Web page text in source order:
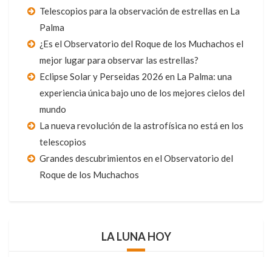
Telescopios para la observación de estrellas en La
Palma
¿Es el Observatorio del Roque de los Muchachos el
mejor lugar para observar las estrellas?
Eclipse Solar y Perseidas 2026 en La Palma: una
experiencia única bajo uno de los mejores cielos del
mundo
La nueva revolución de la astrofísica no está en los
telescopios
Grandes descubrimientos en el Observatorio del
Roque de los Muchachos
LA LUNA HOY